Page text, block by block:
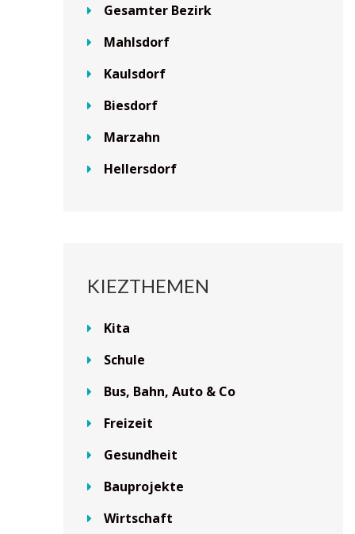
Gesamter Bezirk
Mahlsdorf
Kaulsdorf
Biesdorf
Marzahn
Hellersdorf
KIEZTHEMEN
Kita
Schule
Bus, Bahn, Auto & Co
Freizeit
Gesundheit
Bauprojekte
Wirtschaft